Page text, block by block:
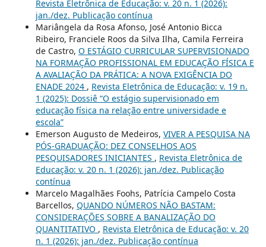
Revista Eletrônica de Educação: v. 20 n. 1 (2026):
jan./dez. Publicação contínua
Mariângela da Rosa Afonso, José Antonio Bicca
Ribeiro, Franciele Roos da Silva Ilha, Camila Ferreira
de Castro, O ESTÁGIO CURRICULAR SUPERVISIONADO
NA FORMAÇÃO PROFISSIONAL EM EDUCAÇÃO FÍSICA E
A AVALIAÇÃO DA PRÁTICA: A NOVA EXIGÊNCIA DO
ENADE 2024 , Revista Eletrônica de Educação: v. 19 n.
1 (2025): Dossiê “O estágio supervisionado em
educação física na relação entre universidade e
escola”
Emerson Augusto de Medeiros, VIVER A PESQUISA NA
PÓS-GRADUAÇÃO: DEZ CONSELHOS AOS
PESQUISADORES INICIANTES , Revista Eletrônica de
Educação: v. 20 n. 1 (2026): jan./dez. Publicação
contínua
Marcelo Magalhães Foohs, Patrícia Campelo Costa
Barcellos, QUANDO NÚMEROS NÃO BASTAM:
CONSIDERAÇÕES SOBRE A BANALIZAÇÃO DO
QUANTITATIVO , Revista Eletrônica de Educação: v. 20
n. 1 (2026): jan./dez. Publicação contínua